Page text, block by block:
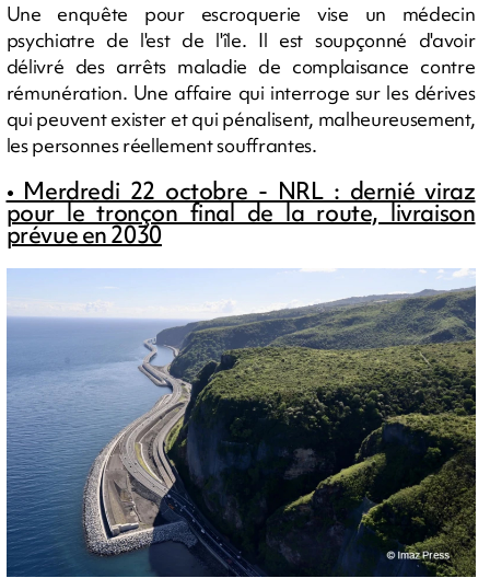
Une enquête pour escroquerie vise un médecin
psychiatre de l'est de l'île. Il est soupçonné d'avoir
délivré des arrêts maladie de complaisance contre
rémunération. Une affaire qui interroge sur les dérives
qui peuvent exister et qui pénalisent, malheureusement,
les personnes réellement souffrantes.
• Merdredi 22 octobre - NRL : dernié viraz
pour le tronçon final de la route, livraison
prévue en 2030